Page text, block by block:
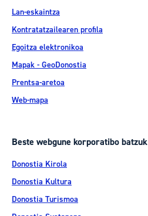
Lan-eskaintza
Kontratatzailearen profila
Egoitza elektronikoa
Mapak - GeoDonostia
Prentsa-aretoa
Web-mapa
Beste webgune korporatibo batzuk
Donostia Kirola
Donostia Kultura
Donostia Turismoa